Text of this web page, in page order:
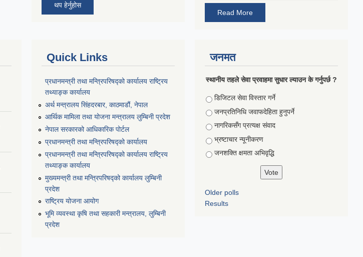
थप हेर्नुहोस
Read More
Quick Links
प्रधानमन्त्री तथा मन्त्रिपरिषद्को कार्यालय राष्ट्रिय
तथ्याङ्क कार्यालय
अर्थ मन्त्रालय सिंहदरबार, काठमाडौं, नेपाल
आर्थिक मामिला तथा योजना मन्त्रालय लुम्बिनी प्रदेश
नेपाल सरकारको आधिकारिक पोर्टल
प्रधानमन्त्री तथा मन्त्रिपरिषद्को कार्यालय
प्रधानमन्त्री तथा मन्त्रिपरिषद्को कार्यालय राष्ट्रिय
तथ्याङ्क कार्यालय
मुख्यमन्त्री तथा मन्त्रिपरिषद्को कार्यालय लुम्बिनी
प्रदेश
राष्ट्रिय योजना आयोग
भूमि व्यवस्था कृषि तथा सहकारी मन्त्रालय, लुम्बिनी
प्रदेश
जनमत
स्थानीय तहले सेवा प्रवाहमा सुधार ल्याउन के गर्नुपर्छ ?
Choices
डिजिटल सेवा विस्तार गर्ने
जनप्रतिनिधि जवाफदेहिता हुनुपर्ने
नागरिकसँग प्रत्यक्ष संवाद
भ्रष्टाचार न्यूनीकरण
जनशक्ति क्षमता अभिवृद्धि
Older polls
Results